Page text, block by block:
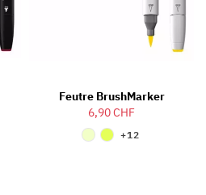
Feutre BrushMarker
6,90 CHF
+12